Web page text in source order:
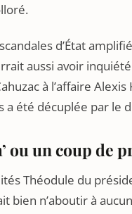
d’État
aussi avoir
à l’affaire
a été décuplée par le
ou un coup de
Théodule du
bien n’aboutir à